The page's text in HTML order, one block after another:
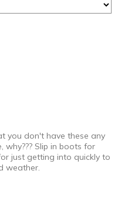
you don't have these any
why??? Slip in boots for
just getting into quickly to
weather.